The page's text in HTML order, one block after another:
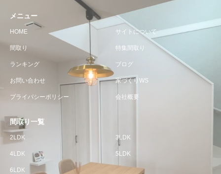
メニュー
HOME サイトについて
間取り 特集間取り
ランキング ブログ
お問い合わせ 家づくりWS
プライバシーポリシー 会社概要
間取り一覧
2LDK 3LDK
4LDK 5LDK
6LDK